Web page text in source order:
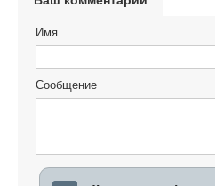
Имя
Сообщение